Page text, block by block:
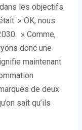
les objectifs
» OK, nous
» Comme,
donc une
maintenant
de deux
sait qu’ils